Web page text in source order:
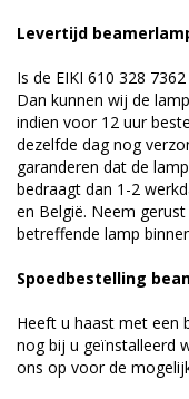
Levertijd
Is de EIKI 610 328
Dan kunnen wij de
indien voor 12 uur
dezelfde dag nog
garanderen dat de
bedraagt dan 1-2
en België. Neem gerust
betreffende lamp
Spoedbestelling
Heeft u haast met een
nog bij u geïnstalleerd
ons op voor de